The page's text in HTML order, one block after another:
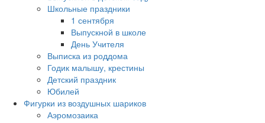
Школьные праздники
1 сентября
Выпускной в школе
День Учителя
Выписка из роддома
Годик малышу, крестины
Детский праздник
Юбилей
Фигурки из воздушных шариков
Аэромозаика